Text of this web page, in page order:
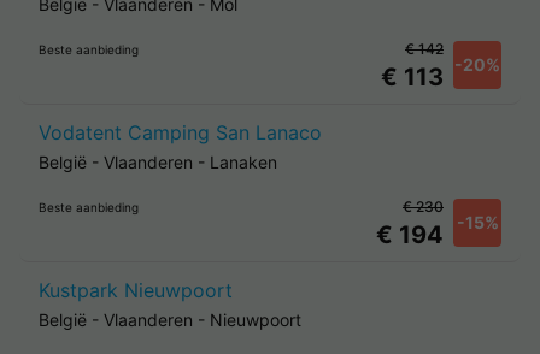
België - Vlaanderen - Mol
Beste aanbieding
€ 113 -20%
€ 142
Vodatent Camping San Lanaco
België - Vlaanderen - Lanaken
Beste aanbieding
€ 194 -15%
€ 230
Kustpark Nieuwpoort
België - Vlaanderen - Nieuwpoort